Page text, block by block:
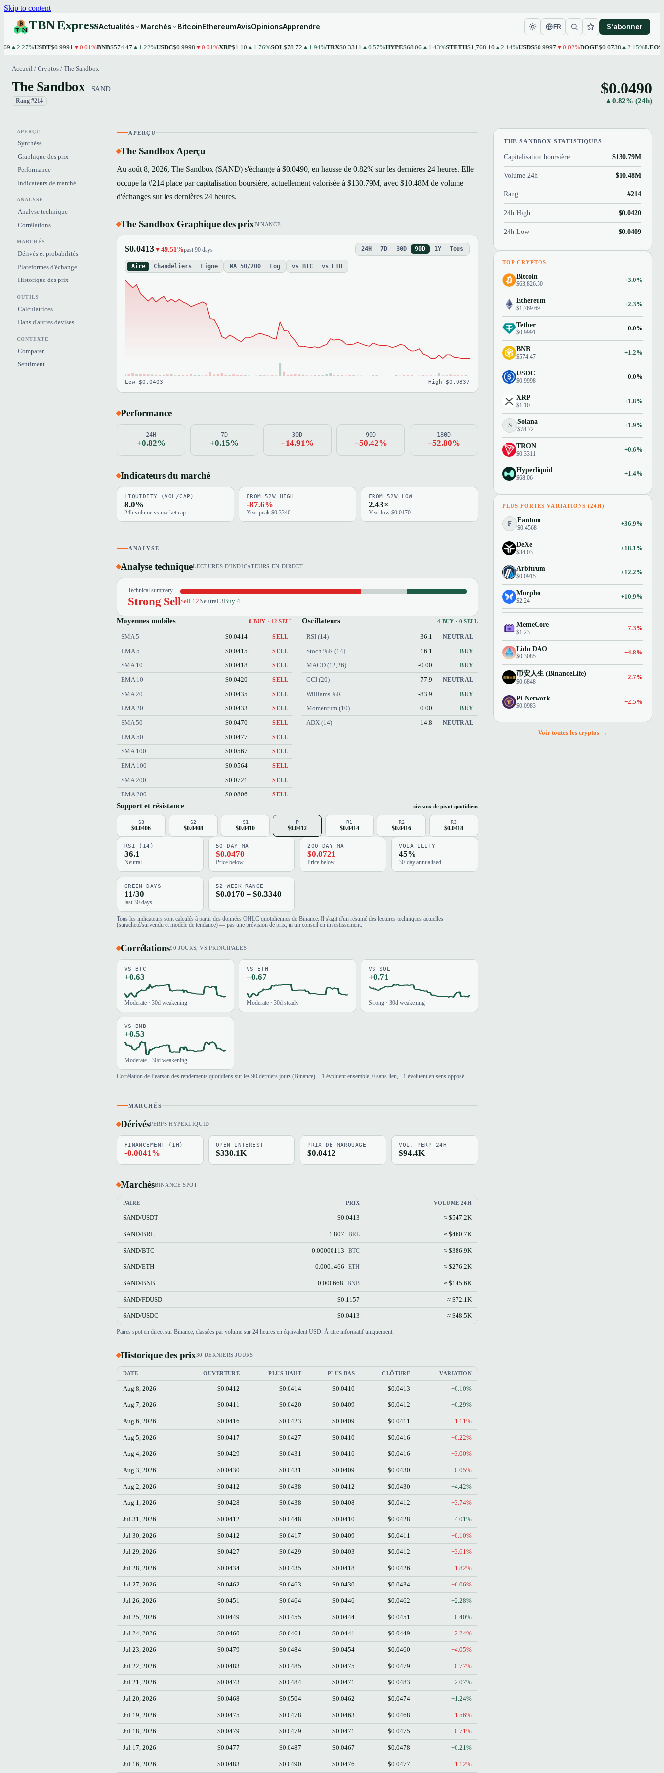
Skip to content
TBN ExpressActualités Marchés BitcoinEthereumAvisOpinionsApprendre FR S'abonner
USDT$0.9991▼0.01%BNB$574.47▲1.22%USDC$0.9998▼0.01%XRP$1.10▲1.76%SOL$78.72▲1.94%TRX$0.3311▲0.57%HYPE$68.06▲1.43%STETH$1,768.10▲2.14%USDS$0.9997▼0.02%DOGE$0.0738▲2.15%LEO$9.61
Accueil / Cryptos / The Sandbox
The Sandbox SAND
Rang #214
$0.0490
▲0.82% (24h)
APERÇU
Synthèse
Graphique des prix
Performance
Indicateurs de marché
ANALYSE
Analyse technique
Corrélations
MARCHÉS
Dérivés et probabilités
Plateformes d'échange
Historique des prix
OUTILS
Calculatrices
Dans d'autres devises
CONTEXTE
Comparer
Sentiment
APERÇU
The Sandbox Aperçu
Au août 8, 2026, The Sandbox (SAND) s'échange à $0.0490, en hausse de 0.82% sur les dernières 24 heures. Elle
occupe la #214 place par capitalisation boursière, actuellement valorisée à $130.79M, avec $10.48M de volume
d'échanges sur les dernières 24 heures.
The Sandbox Graphique des prixBINANCE
$0.0413 ▼49.51%past 90 days 24H 7D 30D 90D 1Y Tous
Aire Chandeliers Ligne MA 50/200 Log vs BTC vs ETH
Low $0.0403 High $0.0837
Performance
24H
+0.82%
7D
+0.15%
30D
−14.91%
90D
−50.42%
180D
−52.80%
Indicateurs du marché
LIQUIDITY (VOL/CAP)
8.0%
24h volume vs market cap
FROM 52W HIGH
-87.6%
Year peak $0.3340
FROM 52W LOW
2.43×
Year low $0.0170
ANALYSE
Analyse techniqueLECTURES D'INDICATEURS EN DIRECT
Technical summary
Strong SellSell 12Neutral 3Buy 4
Moyennes mobiles 0 BUY · 12 SELL
SMA 5 $0.0414 SELL
EMA 5 $0.0415 SELL
SMA 10 $0.0418 SELL
EMA 10 $0.0420 SELL
SMA 20 $0.0435 SELL
EMA 20 $0.0433 SELL
SMA 50 $0.0470 SELL
EMA 50 $0.0477 SELL
SMA 100 $0.0567 SELL
EMA 100 $0.0564 SELL
SMA 200 $0.0721 SELL
EMA 200 $0.0806 SELL
Oscillateurs 4 BUY · 0 SELL
RSI (14) 36.1 NEUTRAL
Stoch %K (14) 16.1 BUY
MACD (12,26) -0.00 BUY
CCI (20) -77.9 NEUTRAL
Williams %R -83.9 BUY
Momentum (10) 0.00 BUY
ADX (14) 14.8 NEUTRAL
Support et résistance niveaux de pivot quotidiens
S3
$0.0406
S2
$0.0408
S1
$0.0410
P
$0.0412
R1
$0.0414
R2
$0.0416
R3
$0.0418
RSI (14)
36.1
Neutral
50-DAY MA
$0.0470
Price below
200-DAY MA
$0.0721
Price below
VOLATILITY
45%
30-day annualised
GREEN DAYS
11/30
last 30 days
52-WEEK RANGE
$0.0170 – $0.3340
Tous les indicateurs sont calculés à partir des données OHLC quotidiennes de Binance. Il s'agit d'un résumé des lectures techniques actuelles
(suracheté/survendu et modèle de tendance) — pas une prévision de prix, ni un conseil en investissement.
Corrélations90 JOURS, VS PRINCIPALES
VS BTC
+0.63
Moderate · 30d weakening
VS ETH
+0.67
Moderate · 30d steady
VS SOL
+0.71
Strong · 30d weakening
VS BNB
+0.53
Moderate · 30d weakening
Corrélation de Pearson des rendements quotidiens sur les 90 derniers jours (Binance). +1 évoluent ensemble, 0 sans lien, −1 évoluent en sens opposé.
MARCHÉS
DérivésPERPS HYPERLIQUID
FINANCEMENT (1H)
-0.0041%
OPEN INTEREST
$330.1K
PRIX DE MARQUAGE
$0.0412
VOL. PERP 24H
$94.4K
MarchésBINANCE SPOT
PAIRE PRIX VOLUME 24H
SAND/USDT $0.0413 ≈ $547.2K
SAND/BRL 1.807 BRL ≈ $460.7K
SAND/BTC 0.00000113 BTC ≈ $386.9K
SAND/ETH 0.0001466 ETH ≈ $276.2K
SAND/BNB 0.000668 BNB ≈ $145.6K
SAND/FDUSD $0.1157 ≈ $72.1K
SAND/USDC $0.0413 ≈ $48.5K
Paires spot en direct sur Binance, classées par volume sur 24 heures en équivalent USD. À titre informatif uniquement.
Historique des prix30 DERNIERS JOURS
DATE OUVERTURE PLUS HAUT PLUS BAS CLÔTURE VARIATION
Aug 8, 2026 $0.0412 $0.0414 $0.0410 $0.0413 +0.10%
Aug 7, 2026 $0.0411 $0.0420 $0.0409 $0.0412 +0.29%
Aug 6, 2026 $0.0416 $0.0423 $0.0409 $0.0411 −1.11%
Aug 5, 2026 $0.0417 $0.0427 $0.0410 $0.0416 −0.22%
Aug 4, 2026 $0.0429 $0.0431 $0.0416 $0.0416 −3.00%
Aug 3, 2026 $0.0430 $0.0431 $0.0409 $0.0430 −0.05%
Aug 2, 2026 $0.0412 $0.0438 $0.0412 $0.0430 +4.42%
Aug 1, 2026 $0.0428 $0.0438 $0.0408 $0.0412 −3.74%
Jul 31, 2026 $0.0412 $0.0448 $0.0410 $0.0428 +4.01%
Jul 30, 2026 $0.0412 $0.0417 $0.0409 $0.0411 −0.10%
Jul 29, 2026 $0.0427 $0.0429 $0.0403 $0.0412 −3.61%
Jul 28, 2026 $0.0434 $0.0435 $0.0418 $0.0426 −1.82%
Jul 27, 2026 $0.0462 $0.0463 $0.0430 $0.0434 −6.06%
Jul 26, 2026 $0.0451 $0.0464 $0.0446 $0.0462 +2.28%
Jul 25, 2026 $0.0449 $0.0455 $0.0444 $0.0451 +0.40%
Jul 24, 2026 $0.0460 $0.0461 $0.0441 $0.0449 −2.24%
Jul 23, 2026 $0.0479 $0.0484 $0.0454 $0.0460 −4.05%
Jul 22, 2026 $0.0483 $0.0485 $0.0475 $0.0479 −0.77%
Jul 21, 2026 $0.0473 $0.0484 $0.0471 $0.0483 +2.07%
Jul 20, 2026 $0.0468 $0.0504 $0.0462 $0.0474 +1.24%
Jul 19, 2026 $0.0475 $0.0478 $0.0463 $0.0468 −1.56%
Jul 18, 2026 $0.0479 $0.0479 $0.0471 $0.0475 −0.71%
Jul 17, 2026 $0.0477 $0.0487 $0.0467 $0.0478 +0.21%
Jul 16, 2026 $0.0483 $0.0490 $0.0476 $0.0477 −1.12%
THE SANDBOX STATISTIQUES
Capitalisation boursière $130.79M
Volume 24h $10.48M
Rang #214
24h High $0.0420
24h Low $0.0409
TOP CRYPTOS
Bitcoin
$63,826.50
+3.0%
Ethereum
$1,769.69
+2.3%
Tether
$0.9991
0.0%
BNB
$574.47
+1.2%
USDC
$0.9998
0.0%
XRP
$1.10
+1.8%
S Solana
$78.72
+1.9%
TRON
$0.3311
+0.6%
Hyperliquid
$68.06
+1.4%
PLUS FORTES VARIATIONS (24H)
F Fantom
$0.4568
+36.9%
DeXe
$34.03
+18.1%
Arbitrum
$0.0915
+12.2%
Morpho
$2.24
+10.9%
MemeCore
$1.23
−7.3%
Lido DAO
$0.3085
−4.8%
币安人生 (BinanceLife)
$0.6848
−2.7%
Pi Network
$0.0983
−2.5%
Voir toutes les cryptos →